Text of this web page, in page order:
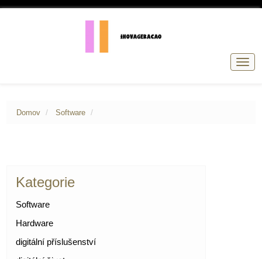
Domov Software
Kategorie
Software
Hardware
digitální příslušenství